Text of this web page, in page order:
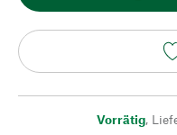
Vorrätig,